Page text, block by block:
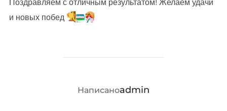
и новых побед
АВТОР ЗАПИСИ
Написаноadmin